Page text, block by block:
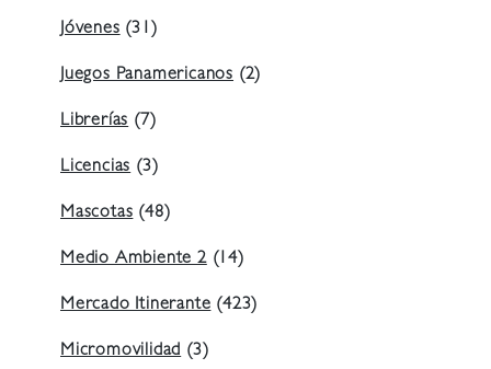
Jóvenes(31)
Juegos Panamericanos (2)
Librerías(7)
Licencias(3)
Mascotas(48)
Medio Ambiente 2(14)
Mercado Itinerante(423)
Micromovilidad(3)